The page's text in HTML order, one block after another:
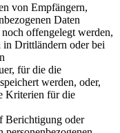
von Empfängern,
Daten
offengelegt werden,
in Drittländern oder bei
für die die
werden, oder,
Kriterien für die
Berichtigung oder